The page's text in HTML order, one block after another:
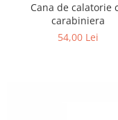
Cana de calatorie
carabiniera
54,00 Lei